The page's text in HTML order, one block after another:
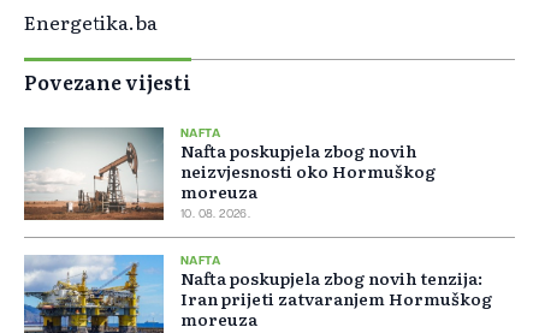
Energetika.ba
Povezane vijesti
NAFTA
Nafta poskupjela zbog novih
neizvjesnosti oko Hormuškog
moreuza
10. 08. 2026.
NAFTA
Nafta poskupjela zbog novih tenzija:
Iran prijeti zatvaranjem Hormuškog
moreuza